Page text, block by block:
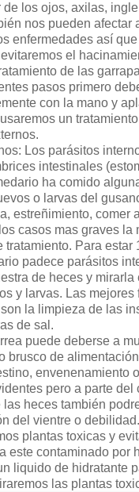
de los ojos, axilas,
nos pueden afectar
enfermedades así
el
de las
pasos primero
con la mano y
un
Los parásitos
intestinales
ha comido
o larvas del
estreñimiento, comer
casos mas graves la
tratamiento. Para estar
padece parásitos
de heces y
y larvas. Las mejores
la limpieza de las
de sal.
puede deberse a
brusco de
envenenamiento
pero a parte del
heces también
del vientre o
plantas toxicas y
este contaminado por
liquido de hidratante
las plantas